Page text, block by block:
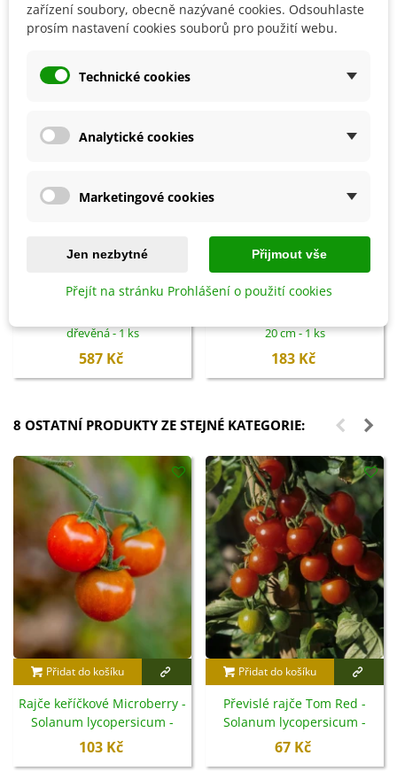
SOUVISEJÍCÍ PRODUKTY
Přidat do košíku
dřevěná - 1 ks
587 Kč
Přidat do košíku
20 cm - 1 ks
183 Kč
8 OSTATNÍ PRODUKTY ZE STEJNÉ KATEGORIE:
Přidat do košíku
Rajče keříčkové Microberry -
Solanum lycopersicum -
semena - 6 ks
103 Kč
Přidat do košíku
Převislé rajče Tom Red -
Solanum lycopersicum -
semena - 8 ks
67 Kč
zařízení soubory, obecně nazývané cookies. Odsouhlaste
prosím nastavení cookies souborů pro použití webu.
Technické cookies
Analytické cookies
Marketingové cookies
Jen nezbytné Přijmout vše
Přejít na stránku Prohlášení o použití cookies